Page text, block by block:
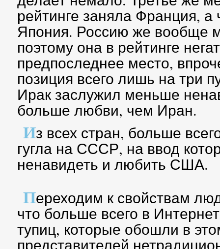
рейтинге заняла Франция, а
Япония. Россию же вообще
поэтому она в рейтинге
предпоследнее место,
позиция всего лишь на три
Ирак заслужил меньше
больше любви, чем Иран.
Из всех стран, больше
гугла на СССР, на ввод
ненавидеть и любить США.
Переходим к свойствам
что больше всего в
тупиц, которые обошли в
представителей